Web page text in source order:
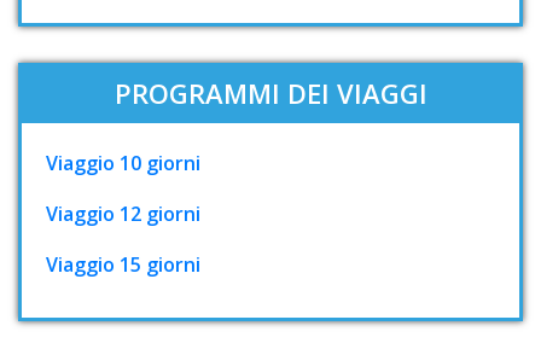
PROGRAMMI DEI VIAGGI
Viaggio 10 giorni
Viaggio 12 giorni
Viaggio 15 giorni